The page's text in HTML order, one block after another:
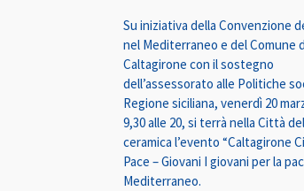
Su iniziativa della Convenzione
nel Mediterraneo e del Comune
Caltagirone con il sostegno
dell’assessorato alle Politiche
Regione siciliana, venerdì 20
9,30 alle 20, si terrà nella Città
ceramica l’evento “Caltagirone
Pace – Giovani I giovani per la
Mediterraneo.